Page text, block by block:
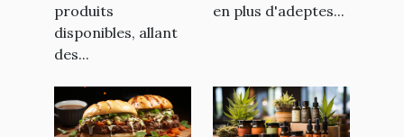
produits
disponibles, allant
des...
en plus d'adeptes...